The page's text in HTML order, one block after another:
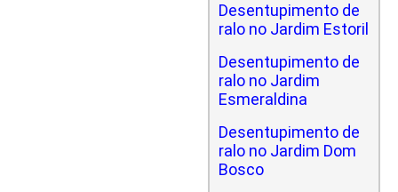
Desentupimento de
ralo no Jardim Estoril
Desentupimento de
ralo no Jardim
Esmeraldina
Desentupimento de
ralo no Jardim Dom
Bosco